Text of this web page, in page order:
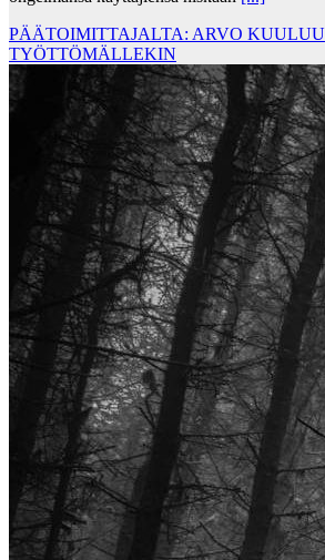
PÄÄTOIMITTAJALTA: ARVO KUULUU
TYÖTTÖMÄLLEKIN